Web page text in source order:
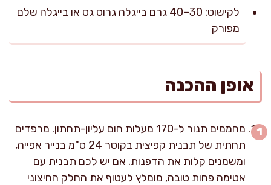
לקישוט: 30–40 גרם בייגלה גרוס גס או בייגלה שלם
מפורק
אופן ההכנה
מחממים תנור ל-170 מעלות חום עליון-תחתון. מרפדים
תחתית של תבנית קפיצית בקוטר 24 ס"מ בנייר אפייה,
ומשמנים קלות את הדפנות. אם יש לכם תבנית עם
אטימה פחות טובה, מומלץ לעטוף את החלק החיצוני